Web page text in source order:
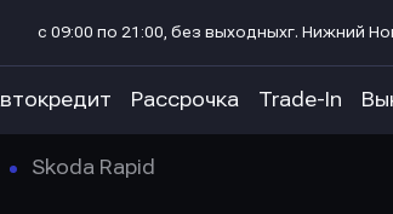
с 09:00 по 21:00, без выходныхг. Нижний
Рассрочка Trade-In
Skoda Rapid